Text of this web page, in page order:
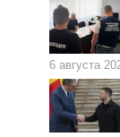
6 августа